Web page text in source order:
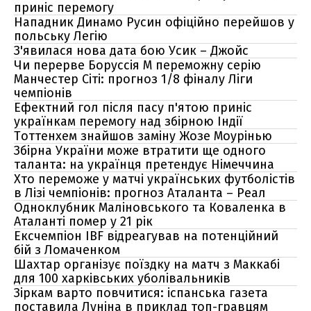
приніс перемогу
Нападник Динамо Русин офіційно перейшов у
польську Легію
З'явилася нова дата бою Усик – Джойс
Чи перерве Боруссія М переможну серію
Манчестер Сіті: прогноз 1/8 фіналу Ліги
чемпіонів
Ефектний гол після пасу п'ятою приніс
українкам перемогу над збірною Індії
Тоттенхем знайшов заміну Жозе Моурінью
Збірна України може втратити ще одного
таланта: на українця претендує Німеччина
Хто переможе у матчі українських футболістів
в Лізі чемпіонів: прогноз Аталанта – Реал
Одноклубник Маліновського та Коваленка в
Аталанті помер у 21 рік
Ексчемпіон IBF відреагував на потенційний
бій з Ломаченком
Шахтар організує поїздку на матч з Маккабі
для 100 харківських уболівальників
Зіркам варто повчитися: іспанська газета
поставила Луніна в приклад топ-гравцям